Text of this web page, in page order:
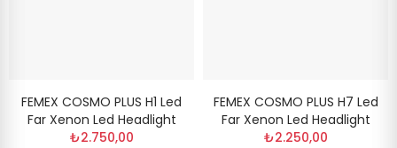
FEMEX COSMO PLUS H1 Led
Far Xenon Led Headlight
₺2.750,00
FEMEX COSMO PLUS H7 Led
Far Xenon Led Headlight
₺2.250,00